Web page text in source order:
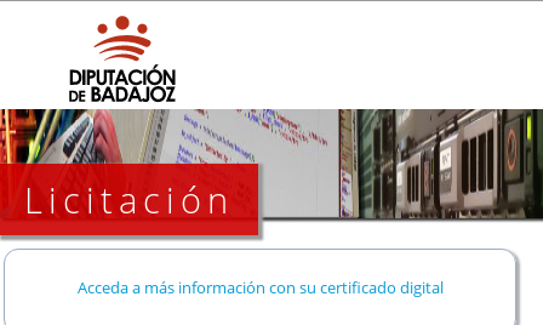
Licitación
Acceda a más información con su certificado digital